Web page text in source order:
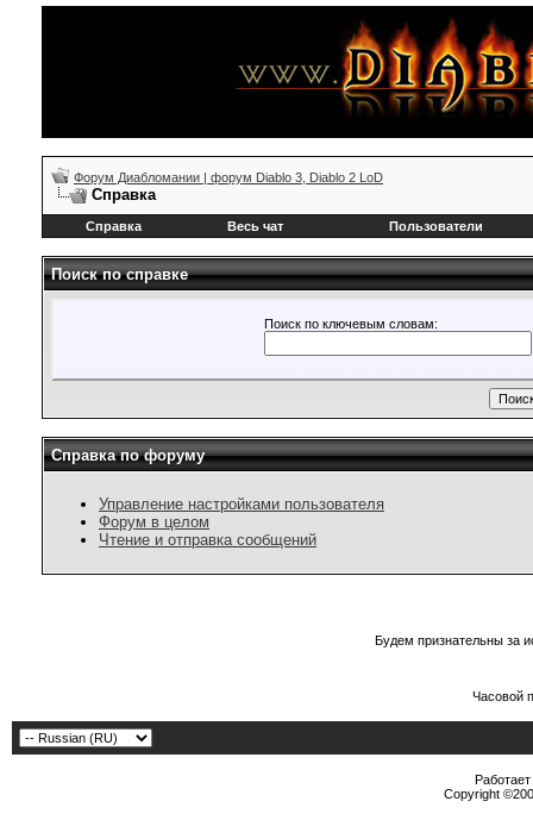
Форум Диабломании | форум Diablo 3, Diablo 2 LoD
Справка
Справка Весь чат Пользователи
Поиск по справке
Поиск по ключевым словам:
Справка по форуму
Управление настройками пользователя
Форум в целом
Чтение и отправка сообщений
Будем признательны за
Часовой
Copyright